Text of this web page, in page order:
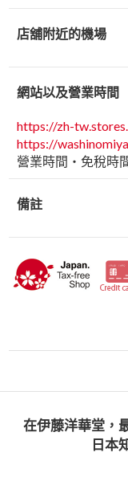
店舖附近的機場
網站以及營業時間
https://zh-
https://
營業時間・免稅時
備註
在伊藤洋華堂，
日本